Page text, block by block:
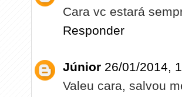
Cara vc estará
Responder
Júnior 26/01/2014,
Valeu cara, salvou